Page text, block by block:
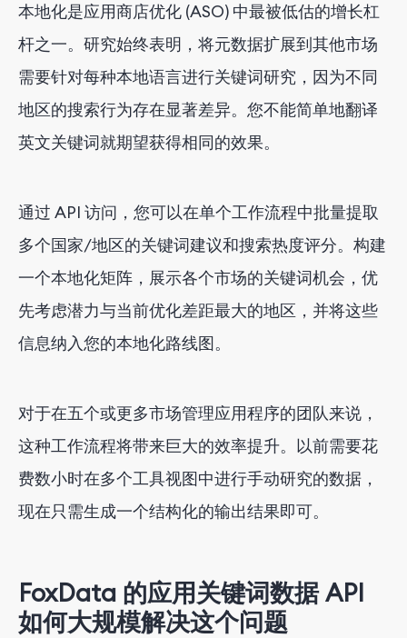
本地化是应用商店优化 (ASO) 中最被低估的增长杠
杆之一。研究始终表明，将元数据扩展到其他市场
需要针对每种本地语言进行关键词研究，因为不同
地区的搜索行为存在显著差异。您不能简单地翻译
英文关键词就期望获得相同的效果。
通过 API 访问，您可以在单个工作流程中批量提取
多个国家/地区的关键词建议和搜索热度评分。构建
一个本地化矩阵，展示各个市场的关键词机会，优
先考虑潜力与当前优化差距最大的地区，并将这些
信息纳入您的本地化路线图。
对于在五个或更多市场管理应用程序的团队来说，
这种工作流程将带来巨大的效率提升。以前需要花
费数小时在多个工具视图中进行手动研究的数据，
现在只需生成一个结构化的输出结果即可。
FoxData 的应用关键词数据 API
如何大规模解决这个问题